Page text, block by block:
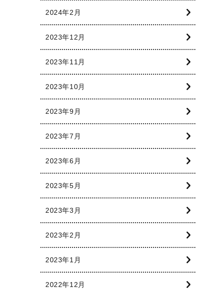
2024年2月
2023年12月
2023年11月
2023年10月
2023年9月
2023年7月
2023年6月
2023年5月
2023年3月
2023年2月
2023年1月
2022年12月